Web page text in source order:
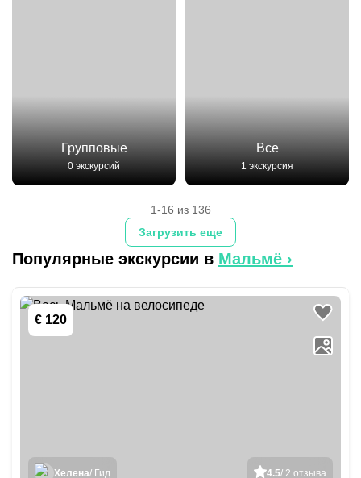
Групповые
0 экскурсий
Все
1 экскурсия
Загрузить еще
1-16 из 136
Популярные экскурсии в Мальмё ›
€ 120
4.5/ 2 отзыва
Хелена/ Гид